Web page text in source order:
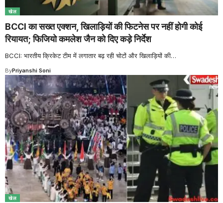
खेल
BCCI का सख्त एक्शन, खिलाड़ियों की फिटनेस पर नहीं होगी कोई
रियायत; फिजियो कमलेश जैन को दिए कड़े निर्देश
BCCI: भारतीय क्रिकेट टीम में लगातार बढ़ रही चोटों और खिलाड़ियों की…
ByPriyanshi Soni
खेल